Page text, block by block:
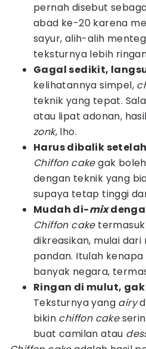
pernah disebut
abad ke-20 karena
sayur, alih-alih
teksturnya lebih
Gagal sedikit,
kelihatannya simpel,
teknik yang tepat.
atau lipat adonan,
zonk, lho.
Harus dibalik
Chiffon cakegak
dengan teknik yang
supaya tetap tinggi
Mudah di-mix
Chiffon caketermasuk
dikreasikan, mulai dari
pandan. Itulah
banyak negara,
Ringan di mulut,
Teksturnya yang airy
bikin chiffon cake
buat camilan atau